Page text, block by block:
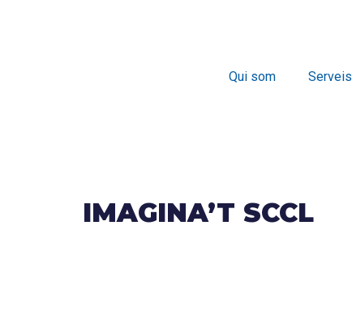
Qui som Serveis
IMAGINA’T SCCL